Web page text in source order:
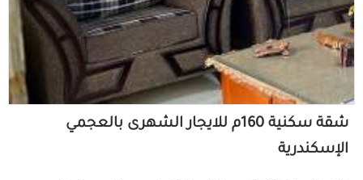
شقة سكنية 160م للايجار الشهرى بالعجمي
الإسكندرية